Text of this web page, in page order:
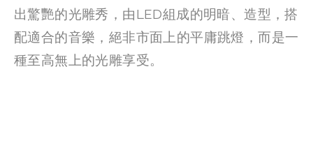
出驚艷的光雕秀，由LED組成的明暗、造型，搭
配適合的音樂，絕非市面上的平庸跳燈，而是一
種至高無上的光雕享受。